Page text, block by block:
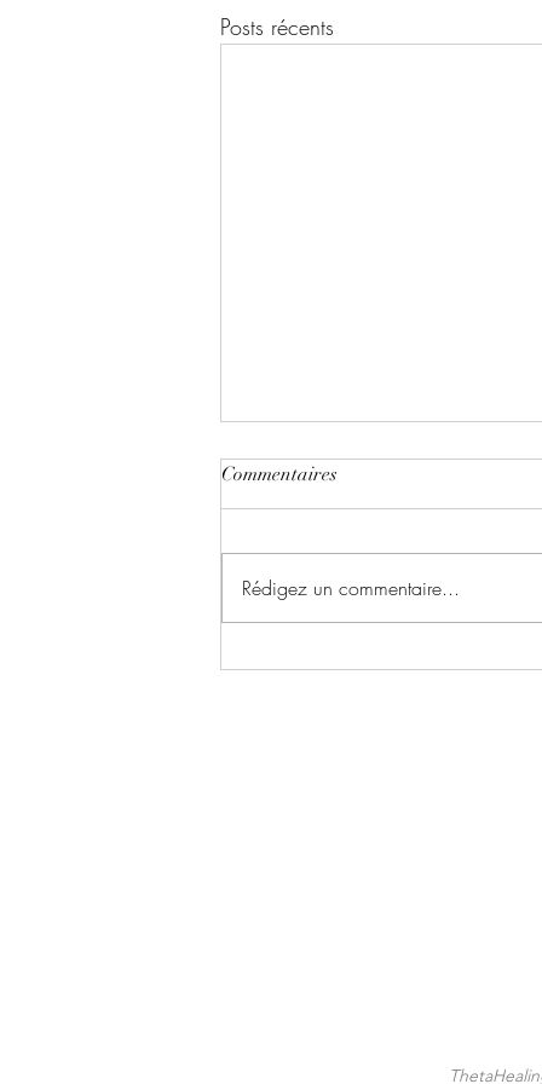
Posts récents
✨ Le Basculement !
Commentaires
Rédigez un commentaire...